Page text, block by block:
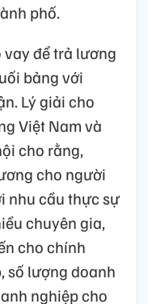
phố.
để trả lương
bảng với
Lý giải cho
Việt Nam và
cho rằng,
cho người
nhu cầu thực sự
chuyên gia,
cho chính
số lượng doanh
nghiệp cho